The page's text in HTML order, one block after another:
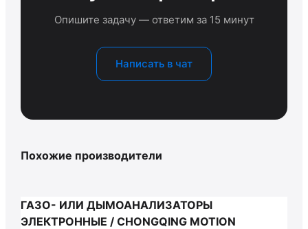
Опишите задачу — ответим за 15 минут
Написать в чат
Похожие производители
ГАЗО- ИЛИ ДЫМОАНАЛИЗАТОРЫ
ЭЛЕКТРОННЫЕ / CHONGQING MOTION